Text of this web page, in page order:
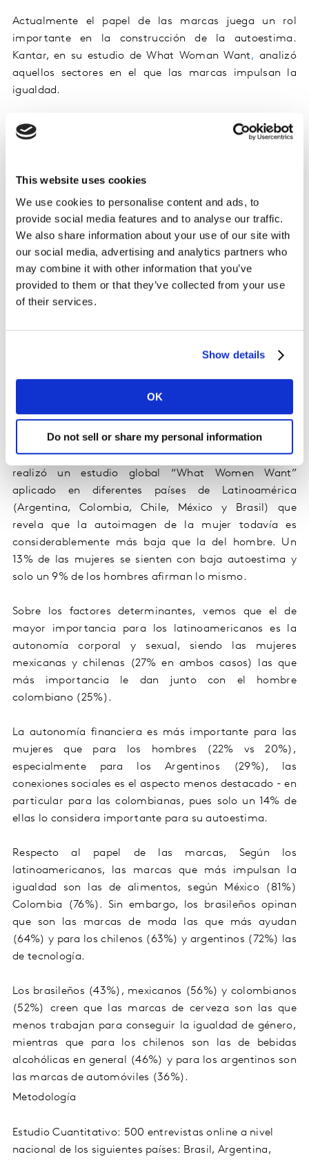
This website uses cookies
We use cookies to personalise content and ads, to
provide social media features and to analyse our traffic.
We also share information about your use of our site with
our social media, advertising and analytics partners who
may combine it with other information that you’ve
provided to them or that they’ve collected from your use
of their services.
Show details
OK
Do not sell or share my personal information
Actualmente el papel de las marcas juega un rol
importante en la construcción de la autoestima.
Kantar, en su estudio deWhat WomanWant, analizó
aquellos sectores en el que las marcas impulsan la
igualdad.
Las marcas de alimentos, salud y tecnologías con las
que las mujeres colombianas sienten
máscomo
tecnología son consideradas, por hombres y mujeres en
la encuesta, como las marcas que más impulsan la
igual entre hombres y mujeres, y las que menos
cerveza, productos del hogar y belleza.
Lacomunicación de las marcas
cobrando fuerzadurante los próximos años. Es por esto
esencial que éstas trabajen hacia un camino que
favorecer un cambio notable en la sociedad
Resultados de las mujeres en Latinoamérica
Kantar, agencia líder mundial de consultoría einsights,
realizó un estudio global “What Women Want”
aplicado en diferentes países de Latinoamérica
(Argentina, Colombia, Chile, México y Brasil) que
revela que la autoimagen de la mujer todavía es
considerablemente más baja que la del hombre. Un
13% de las mujeres se sienten con baja autoestima y
solo un 9% de los hombres afirman lo mismo.
Sobre los factores determinantes,
vemos que el de
mayor importancia para los latinoamericanos es la
autonomía corporal y sexual, siendo las mujeres
mexicanas y chilenas (27% en ambos casos) las que
más importancia le dan junto con el hombre
colombiano (25%).
La autonomía financiera es más importante para las
mujeres que para los hombres (22% vs 20%),
especialmente para los Argentinos (29%), las
conexiones sociales es el aspecto menos destacado - en
particular para las colombianas, pues solo un 14% de
ellas lo considera importante para su autoestima.
Respecto al papel de las marcas, Según los
latinoamericanos, las marcas que más impulsan la
igualdad son las de alimentos, según México (81%)
Colombia (76%). Sin embargo, los brasileños opinan
que son las marcas de moda las que más ayudan
(64%) y para los chilenos (63%) y argentinos (72%) las
de tecnología.
Los brasileños (43%), mexicanos (56%) y colombianos
(52%) creen que las marcas de cerveza son las que
menos trabajan para conseguir la igualdad de género,
mientras que para los chilenos son las de bebidas
alcohólicas en general (46%) y para los argentinos son
las marcas de automóviles (36%).
Metodología
Estudio Cuantitativo: 500 entrevistas online a nivel
nacional de los siguientes países: Brasil, Argentina,